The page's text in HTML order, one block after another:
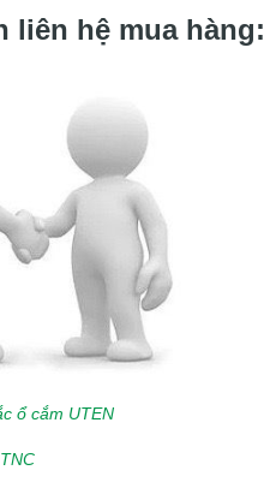
liên hệ mua hàng:
ổ cắm UTEN